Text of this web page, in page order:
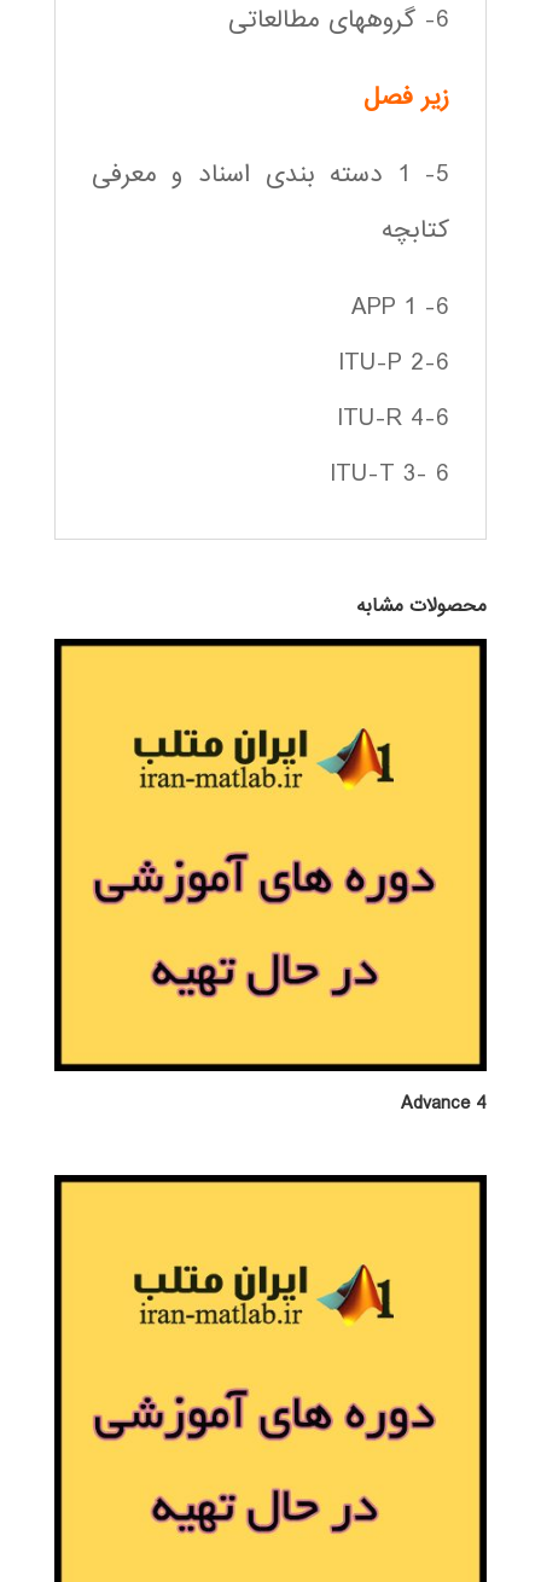
6- گروههای مطالعاتی
زير فصل
5- 1 دسته بندی اسناد و معرفی
کتابچه
6- 1 APP
2-6 ITU-P
ITU-R 4-6
ITU-T 3- 6
محصولات مشابه
Advance 4